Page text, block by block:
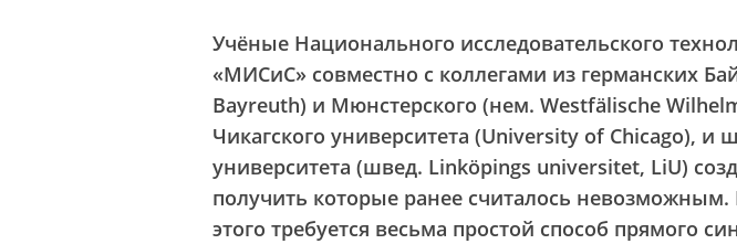
Учёные Национального исследовательского
«МИСиС» совместно с коллегами из германских
Bayreuth) и Мюнстерского (нем. Westfälische
Чикагского университета (University of Chicago), и
университета (швед. Linköpings universitet, LiU)
получить которые ранее считалось невозможным.
этого требуется весьма простой способ прямого